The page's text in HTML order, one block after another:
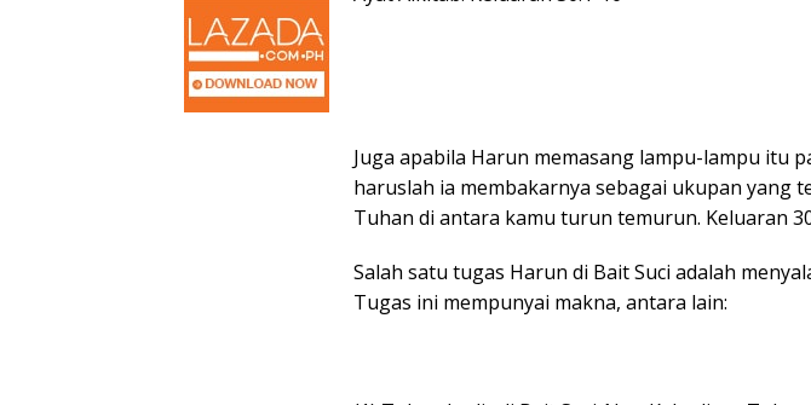
Juga apabila Harun memasang lampu-lampu itu
haruslah ia membakarnya sebagai ukupan yang
Tuhan di antara kamu turun temurun. Keluaran
Salah satu tugas Harun di Bait Suci adalah
Tugas ini mempunyai makna, antara lain: